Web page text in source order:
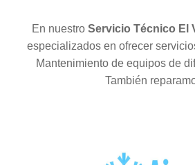
En nuestro Servicio Técnico El
especializados en ofrecer
Mantenimiento de equipos de
También